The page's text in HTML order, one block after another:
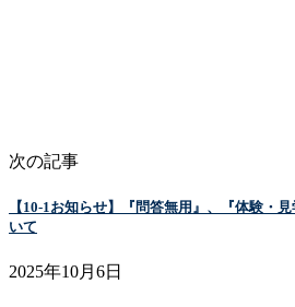
次の記事
【10-1お知らせ】『問答無用』、『体験・
いて
2025年10月6日